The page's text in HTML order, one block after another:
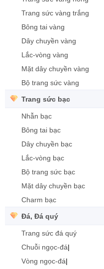
Trang sức vàng trắng
Bông tai vàng
Dây chuyền vàng
Lắc-vòng vàng
Mặt dây chuyền vàng
Bộ trang sức vàng
Trang sức bạc
Nhẫn bạc
Bông tai bạc
Dây chuyền bạc
Lắc-vòng bạc
Bộ trang sức bạc
Mặt dây chuyền bạc
Charm bạc
Đá, Đá quý
Trang sức đá quý
Chuỗi ngọc-đá|
Vòng ngọc-đá|